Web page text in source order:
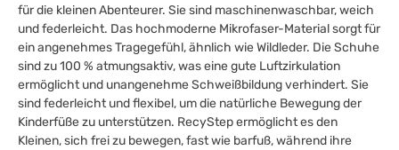
für die kleinen Abenteurer. Sie sind maschinenwaschbar, weich
und federleicht. Das hochmoderne Mikrofaser-Material sorgt für
ein angenehmes Tragegefühl, ähnlich wie Wildleder. Die Schuhe
sind zu 100 % atmungsaktiv, was eine gute Luftzirkulation
ermöglicht und unangenehme Schweißbildung verhindert. Sie
sind federleicht und flexibel, um die natürliche Bewegung der
Kinderfüße zu unterstützen. RecyStep ermöglicht es den
Kleinen, sich frei zu bewegen, fast wie barfuß, während ihre